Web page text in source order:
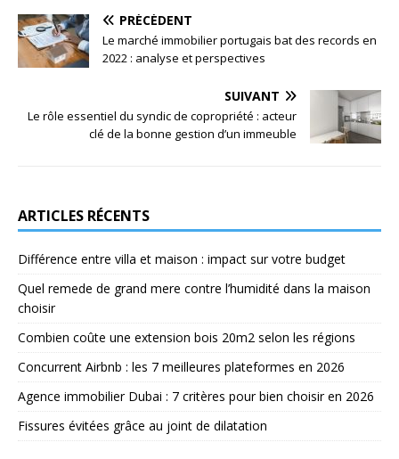
PRÉCÉDENT
Le marché immobilier portugais bat des records en
2022 : analyse et perspectives
SUIVANT
Le rôle essentiel du syndic de copropriété : acteur
clé de la bonne gestion d’un immeuble
ARTICLES RÉCENTS
Différence entre villa et maison : impact sur votre budget
Quel remede de grand mere contre l’humidité dans la maison
choisir
Combien coûte une extension bois 20m2 selon les régions
Concurrent Airbnb : les 7 meilleures plateformes en 2026
Agence immobilier Dubai : 7 critères pour bien choisir en 2026
Fissures évitées grâce au joint de dilatation